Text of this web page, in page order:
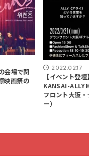
会場で関
映画祭の
2022.02.17
【イベント登
KANSAI-
フロント大阪
ー）